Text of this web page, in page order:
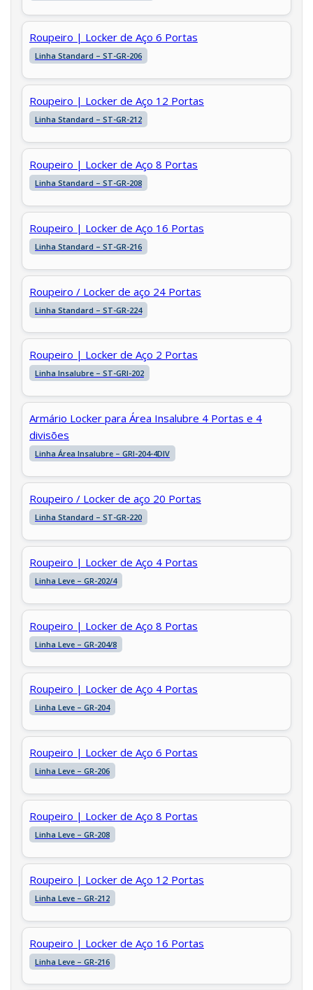
Roupeiro | Locker de Aço 6 Portas
Linha Standard – ST-GR-206
Roupeiro | Locker de Aço 12 Portas
Linha Standard – ST-GR-212
Roupeiro | Locker de Aço 8 Portas
Linha Standard – ST-GR-208
Roupeiro | Locker de Aço 16 Portas
Linha Standard – ST-GR-216
Roupeiro / Locker de aço 24 Portas
Linha Standard – ST-GR-224
Roupeiro | Locker de Aço 2 Portas
Linha Insalubre – ST-GRI-202
Armário Locker para Área Insalubre 4 Portas e 4
divisões
Linha Área Insalubre – GRI-204-4DIV
Roupeiro / Locker de aço 20 Portas
Linha Standard – ST-GR-220
Roupeiro | Locker de Aço 4 Portas
Linha Leve – GR-202/4
Roupeiro | Locker de Aço 8 Portas
Linha Leve – GR-204/8
Roupeiro | Locker de Aço 4 Portas
Linha Leve – GR-204
Roupeiro | Locker de Aço 6 Portas
Linha Leve – GR-206
Roupeiro | Locker de Aço 8 Portas
Linha Leve – GR-208
Roupeiro | Locker de Aço 12 Portas
Linha Leve – GR-212
Roupeiro | Locker de Aço 16 Portas
Linha Leve – GR-216